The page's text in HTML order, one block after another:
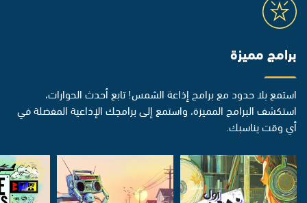
برامج مميزة
استمع بلا حدود مع برامج إذاعة الشمس! تابع أحدث الحوارات،
استكشف البرامج المميزة، واستمع إلى برامجك الإذاعية المفضلة في
أي وقت يناسبك.